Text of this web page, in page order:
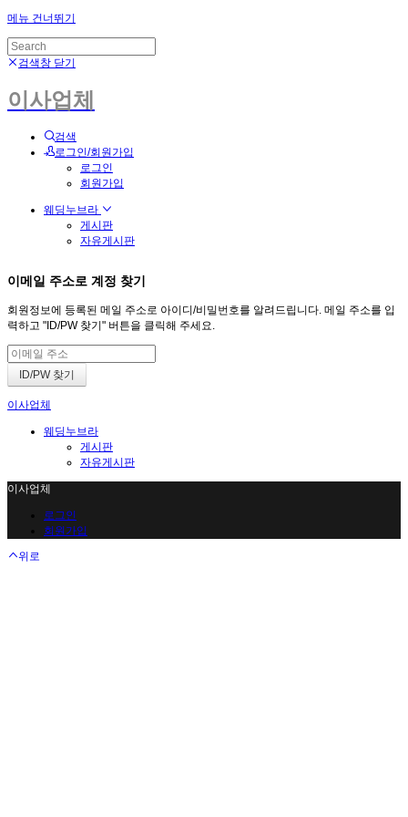
메뉴 건너뛰기
검색창 닫기
이사업체
검색
로그인/회원가입
로그인
회원가입
웨딩누브라
게시판
자유게시판
이메일 주소로 계정 찾기
회원정보에 등록된 메일 주소로 아이디/비밀번호를 알려드립니다. 메일 주소를 입
력하고 "ID/PW 찾기" 버튼을 클릭해 주세요.
이사업체
웨딩누브라
게시판
자유게시판
이사업체
로그인
회원가입
위로